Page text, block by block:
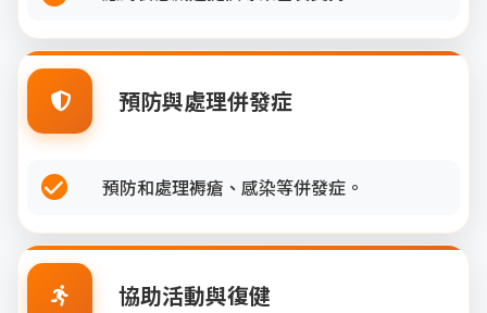
預防與處理併發症
預防和處理褥瘡、感染等併發症。
協助活動與復健